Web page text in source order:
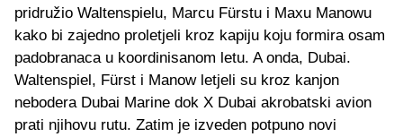
pridružio Waltenspielu, Marcu Fürstu i Maxu Manowu
kako bi zajedno proletjeli kroz kapiju koju formira osam
padobranaca u koordinisanom letu. A onda, Dubai.
Waltenspiel, Fürst i Manow letjeli su kroz kanjon
nebodera Dubai Marine dok X Dubai akrobatski avion
prati njihovu rutu. Zatim je izveden potpuno novi